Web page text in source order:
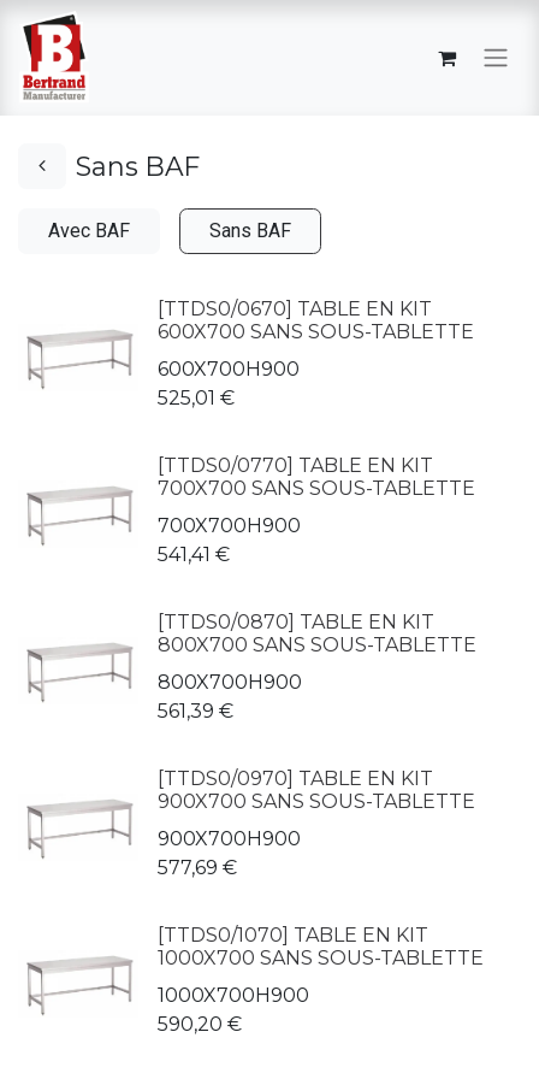
Sans BAF
Avec BAF Sans BAF
[TTDS0/0670] TABLE EN KIT
600X700 SANS SOUS-TABLETTE
600X700H900
525,01 €
[TTDS0/0770] TABLE EN KIT
700X700 SANS SOUS-TABLETTE
700X700H900
541,41 €
[TTDS0/0870] TABLE EN KIT
800X700 SANS SOUS-TABLETTE
800X700H900
561,39 €
[TTDS0/0970] TABLE EN KIT
900X700 SANS SOUS-TABLETTE
900X700H900
577,69 €
[TTDS0/1070] TABLE EN KIT
1000X700 SANS SOUS-TABLETTE
1000X700H900
590,20 €